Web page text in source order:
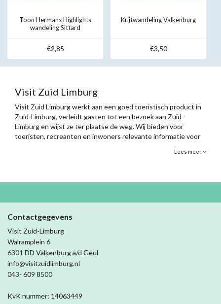
Toon Hermans Highlights
wandeling Sittard
€2,85
Krijtwandeling Valkenburg
€3,50
Visit Zuid Limburg
Visit Zuid Limburg werkt aan een goed toeristisch product in
Zuid-Limburg, verleidt gasten tot een bezoek aan Zuid-
Limburg en wijst ze ter plaatse de weg. Wij bieden voor
toeristen, recreanten en inwoners relevante informatie voor
gebruikt. Voor, tijdens én na hun verblijf, wanneer de gast dit
Lees meer
Contactgegevens
Visit Zuid-Limburg
Walramplein 6
6301 DD Valkenburg a/d Geul
info@visitzuidlimburg.nl
043- 609 8500
KvK nummer: 14063449